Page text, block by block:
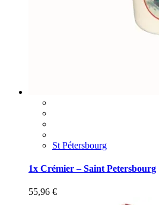
St Pétersbourg
1x Crémier – Saint Petersbourg
55,96 €